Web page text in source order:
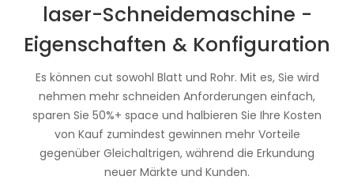
laser-Schneidemaschine -
Eigenschaften & Konfiguration
Es können cut sowohl Blatt und Rohr. Mit es, Sie wird
nehmen mehr schneiden Anforderungen einfach,
sparen Sie 50%+ space und halbieren Sie Ihre Kosten
von Kauf zumindest gewinnen mehr Vorteile
gegenüber Gleichaltrigen, während die Erkundung
neuer Märkte und Kunden.